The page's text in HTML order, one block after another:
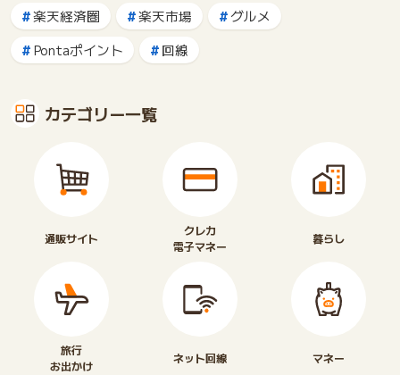
楽天経済圏
楽天市場
グルメ
Pontaポイント
回線
カテゴリー一覧
通販サイト
クレカ
電子マネー
暮らし
旅行
お出かけ
ネット回線 マネー